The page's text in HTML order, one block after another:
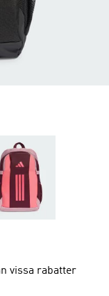
vissa rabatter